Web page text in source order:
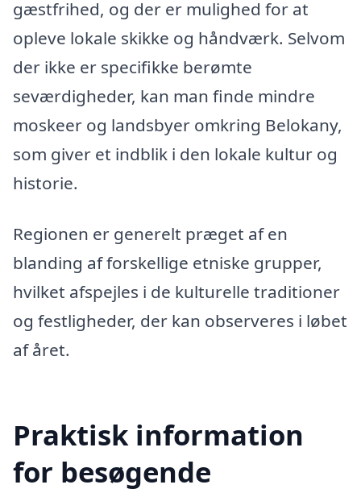
gæstfrihed, og der er mulighed for at
opleve lokale skikke og håndværk. Selvom
der ikke er specifikke berømte
seværdigheder, kan man finde mindre
moskeer og landsbyer omkring Belokany,
som giver et indblik i den lokale kultur og
historie.
Regionen er generelt præget af en
blanding af forskellige etniske grupper,
hvilket afspejles i de kulturelle traditioner
og festligheder, der kan observeres i løbet
af året.
Praktisk information
for besøgende